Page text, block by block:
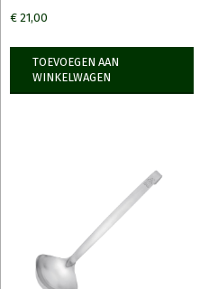
€ 21,00
TOEVOEGEN AAN
WINKELWAGEN